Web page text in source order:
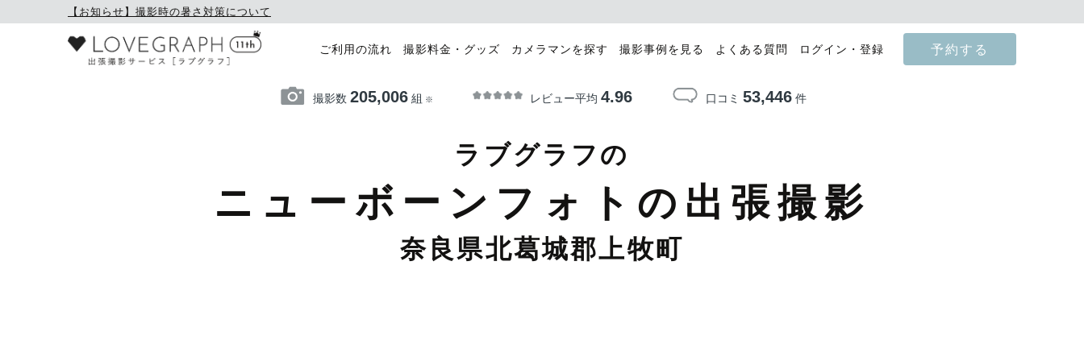
【お知らせ】撮影時の暑さ対策について
ご利用の流れ 撮影料金・グッズ カメラマンを探す 撮影事例を見る よくある質問 ログイン・登録 予約する
撮影数 205,006組 ※ レビュー平均 4.96 口コミ 53,446件
ラブグラフの
ニューボーンフォトの出張撮影
奈良県北葛城郡上牧町